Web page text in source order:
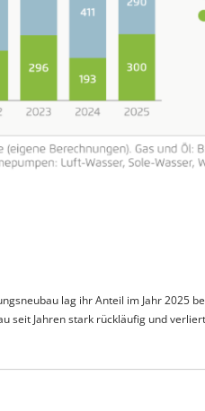
lag ihr Anteil im Jahr 2025
seit Jahren stark rückläufig und